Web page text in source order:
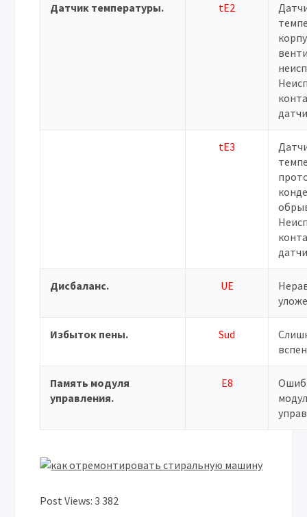
Датчик температуры. tE2
tE3
Дисбаланс. UE
Избыток пены. Sud
Память модуля
управления.
E8
Post Views: 3 382